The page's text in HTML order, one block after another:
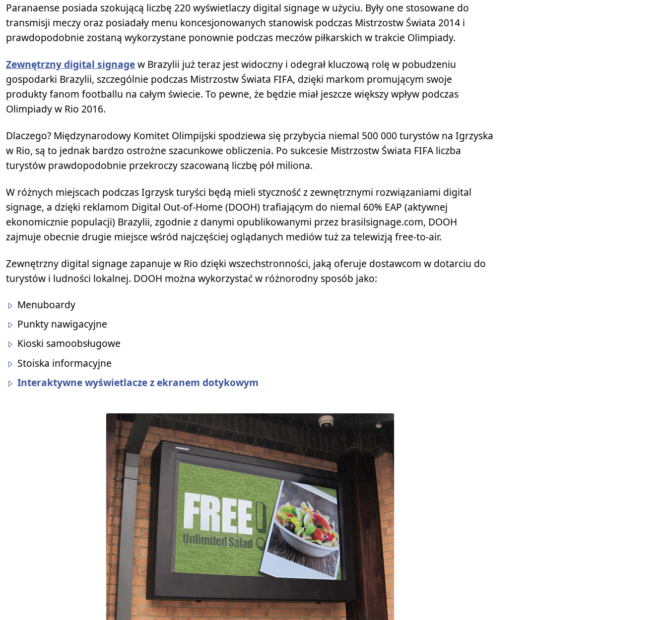
Paranaense posiada szokującą liczbę 220 wyświetlaczy digital signage w użyciu. Były one stosowane do
transmisji meczy oraz posiadały menu koncesjonowanych stanowisk podczas Mistrzostw Świata 2014 i
prawdopodobnie zostaną wykorzystane ponownie podczas meczów piłkarskich w trakcie Olimpiady.
Zewnętrzny digital signagew Brazylii już teraz jest widoczny i odegrał kluczową rolę w pobudzeniu
gospodarki Brazylii, szczególnie podczas Mistrzostw Świata FIFA, dzięki markom promującym swoje
produkty fanom footballu na całym świecie. To pewne, że będzie miał jeszcze większy wpływ podczas
Olimpiady w Rio 2016.
Dlaczego? Międzynarodowy Komitet Olimpijski spodziewa się przybycia niemal 500 000 turystów na Igrzyska
w Rio, są to jednak bardzo ostrożne szacunkowe obliczenia. Po sukcesie Mistrzostw Świata FIFA liczba
turystów prawdopodobnie przekroczy szacowaną liczbę pół miliona.
W różnych miejscach podczas Igrzysk turyści będą mieli styczność z zewnętrznymi rozwiązaniami digital
signage, a dzięki reklamom Digital Out-of-Home (DOOH) trafiającym do niemal 60% EAP (aktywnej
ekonomicznie populacji) Brazylii, zgodnie z danymi opublikowanymi przez brasilsignage.com, DOOH
zajmuje obecnie drugie miejsce wśród najczęściej oglądanych mediów tuż za telewizją free-to-air.
Zewnętrzny digital signage zapanuje w Rio dzięki wszechstronności, jaką oferuje dostawcom w dotarciu do
turystów i ludności lokalnej. DOOH można wykorzystać w różnorodny sposób jako:
Menuboardy
Punkty nawigacyjne
Kioski samoobsługowe
Stoiska informacyjne
Interaktywne wyświetlacze z ekranem dotykowym